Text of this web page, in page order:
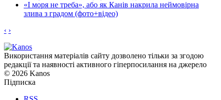
«І моря не треба», або як Канів накрила неймовірна
злива з градом (фото+відео)
‹ ›
Використання матеріалів сайту дозволено тільки за згодою
редакції та наявності активного гіперпосилання на джерело
© 2026 Kanos
Підписка